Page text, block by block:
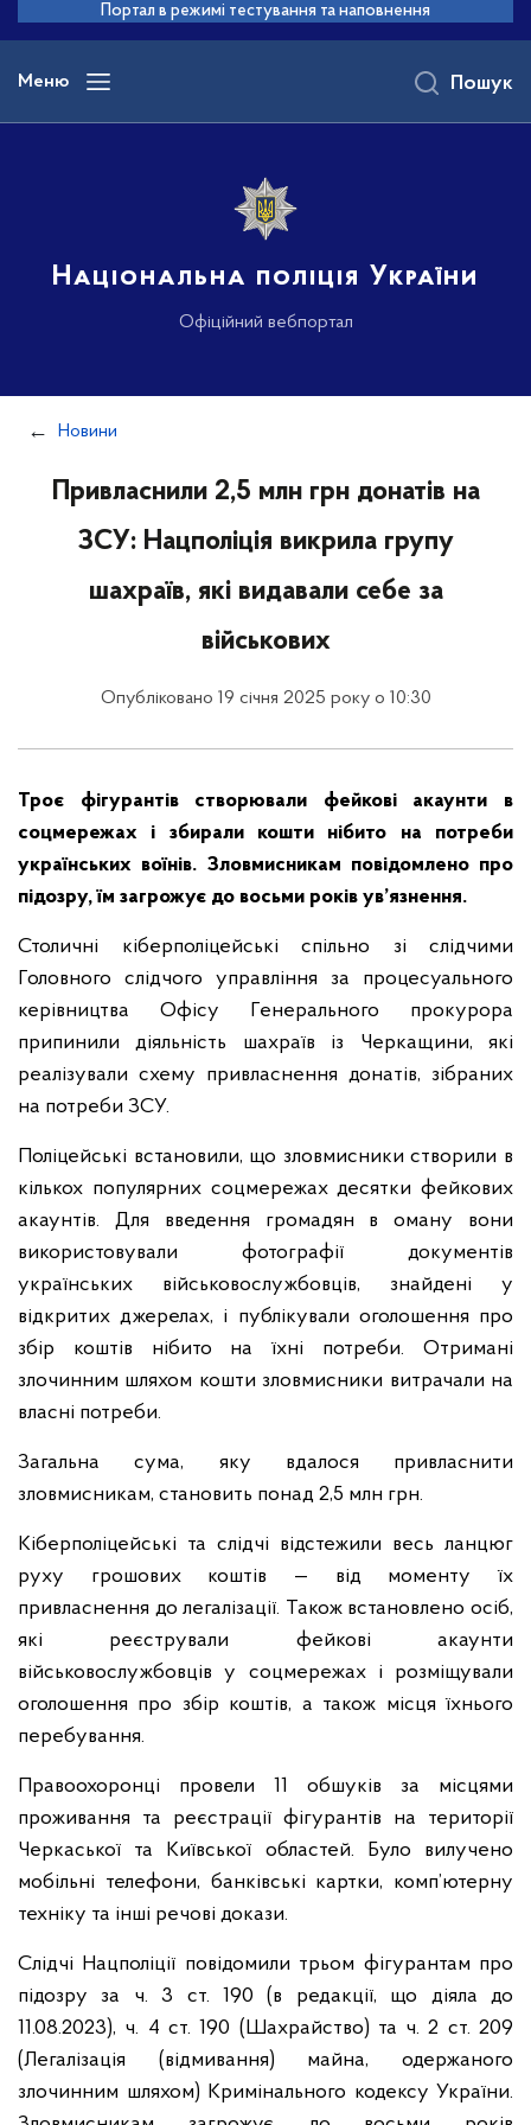
основного
вмісту
Портал в режимі тестування та наповнення
Меню
Національна поліція України
Офіційний вебпортал
Пошук
Новини
Привласнили 2,5 млн грн донатів на
ЗСУ: Нацполіція викрила групу
шахраїв, які видавали себе за
військових
Опубліковано 19 січня 2025 року о 10:30
Троє фігурантів створювали фейкові акаунти в
соцмережах і збирали кошти нібито на потреби
українських воїнів. Зловмисникам повідомлено про
підозру, їм загрожує до восьми років ув’язнення.
Столичні кіберполіцейські спільно зі слідчими
Головного слідчого управління за процесуального
керівництва Офісу Генерального прокурора
припинили діяльність шахраїв із Черкащини, які
реалізували схему привласнення донатів, зібраних
на потреби ЗСУ.
Поліцейські встановили, що зловмисники створили в
кількох популярних соцмережах десятки фейкових
акаунтів. Для введення громадян в оману вони
використовували фотографії документів
українських військовослужбовців, знайдені у
відкритих джерелах, і публікували оголошення про
збір коштів нібито на їхні потреби. Отримані
злочинним шляхом кошти зловмисники витрачали на
власні потреби.
Загальна сума, яку вдалося привласнити
зловмисникам, становить понад 2,5 млн грн.
Кіберполіцейські та слідчі відстежили весь ланцюг
руху грошових коштів — від моменту їх
привласнення до легалізації. Також встановлено осіб,
які реєстрували фейкові акаунти
військовослужбовців у соцмережах і розміщували
оголошення про збір коштів, а також місця їхнього
перебування.
Правоохоронці провели 11 обшуків за місцями
проживання та реєстрації фігурантів на території
Черкаської та Київської областей. Було вилучено
мобільні телефони, банківські картки, комп’ютерну
техніку та інші речові докази.
Слідчі Нацполіції повідомили трьом фігурантам про
підозру за ч. 3 ст. 190 (в редакції, що діяла до
11.08.2023), ч. 4 ст. 190 (Шахрайство) та ч. 2 ст. 209
(Легалізація (відмивання) майна, одержаного
злочинним шляхом) Кримінального кодексу України.